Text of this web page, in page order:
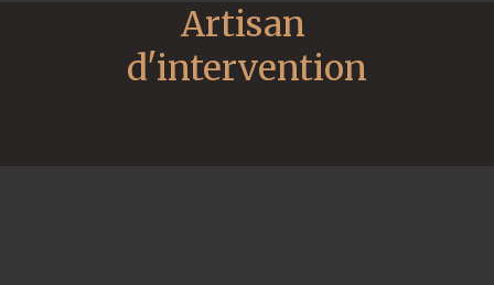
Artisan
d'intervention